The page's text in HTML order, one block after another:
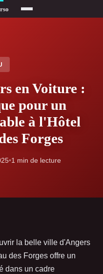
en Voiture :
pour un
à l'Hôtel
Forges
•1 min de lecture
la belle ville d'Angers
des Forges offre un
dans un cadre